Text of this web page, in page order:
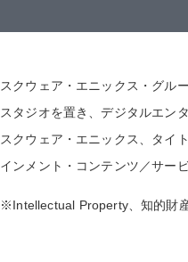
スクウェア・エニックス・グル
スタジオを置き、デジタルエン
スクウェア・エニックス、タイ
インメント・コンテンツ／サー
※Intellectual Property、知的財